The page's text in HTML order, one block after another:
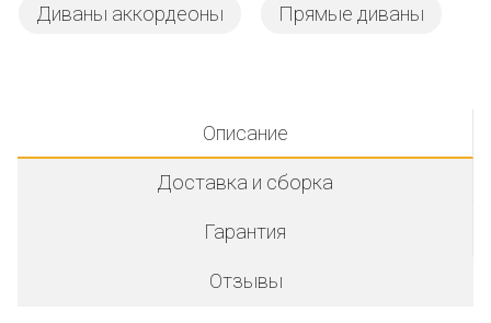
Диваны аккордеоны Прямые диваны
Описание
Доставка и сборка
Гарантия
Отзывы